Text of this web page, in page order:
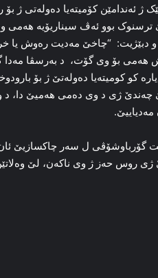
ژ ئەندامێن کۆمیتەیا دەولەتی ژ
بوو ئەڤ سیناریۆیە هەمی
و دبێژیت: “چاخێ مەدیت رەوش یا
ھەمی بۆ وی گۆت، د بەرسڤا
کومیتەیا دەولەتێ ژ بۆ
چەندێ ژی د وی دەمی ھەمیێ دا،
گۆرباوشۆڤی ل سەر چاکسازیێ ئان
روس حەز ژ وی ناکەن، لێ